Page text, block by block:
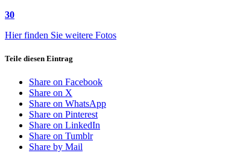
30
Hier finden Sie weitere Fotos
Teile diesen Eintrag
Share on Facebook
Share on X
Share on WhatsApp
Share on Pinterest
Share on LinkedIn
Share on Tumblr
Share by Mail